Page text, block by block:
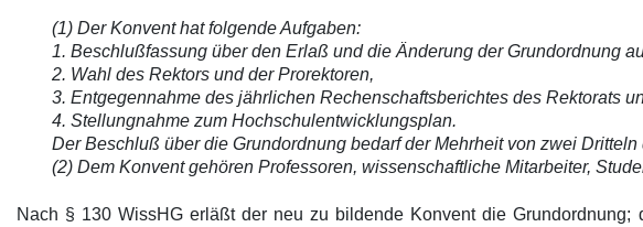
(1) Der Konvent hat folgende Aufgaben:
1. Beschlußfassung über den Erlaß und die Änderung der Grundordnung
2. Wahl des Rektors und der Prorektoren,
3. Entgegennahme des jährlichen Rechenschaftsberichtes des Rektorats
4. Stellungnahme zum Hochschulentwicklungsplan.
Der Beschluß über die Grundordnung bedarf der Mehrheit von zwei
(2) Dem Konvent gehören Professoren, wissenschaftliche Mitarbeiter,
Nach § 130 WissHG erläßt der neu zu bildende Konvent die